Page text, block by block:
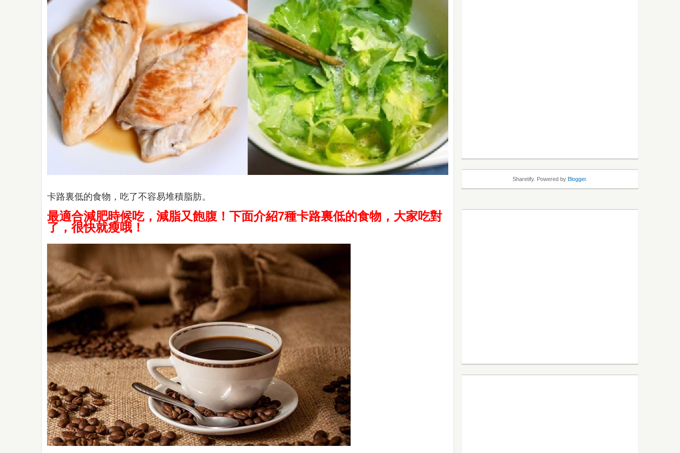
卡路裏低的食物，吃了不容易堆積脂肪。
最適合減肥時候吃，減脂又飽腹！下面介紹7種卡路裏低的食物，大家吃對
了，很快就瘦哦！
Sharetify. Powered by Blogger.